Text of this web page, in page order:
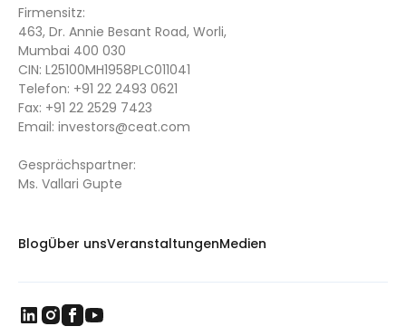
Firmensitz:
463, Dr. Annie Besant Road, Worli,
Mumbai 400 030
CIN: L25100MH1958PLC011041
Telefon: +91 22 2493 0621
Fax: +91 22 2529 7423
Email: investors@ceat.com
Gesprächspartner:
Ms. Vallari Gupte
BlogÜber unsVeranstaltungenMedien